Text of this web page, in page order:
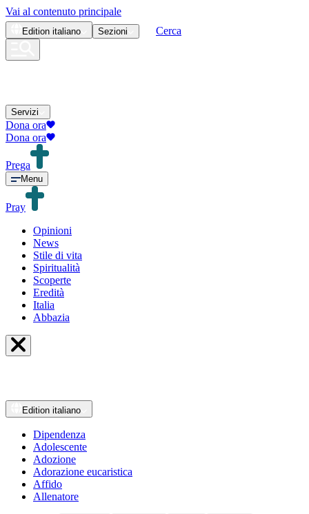
Vai al contenuto principale
Edition italiano Sezioni Cerca
Servizi
Dona ora
Dona ora
Prega
Menu
Pray
Opinioni
News
Stile di vita
Spiritualità
Scoperte
Eredità
Italia
Abbazia
Edition italiano
Dipendenza
Adolescente
Adozione
Adorazione eucaristica
Affido
Allenatore